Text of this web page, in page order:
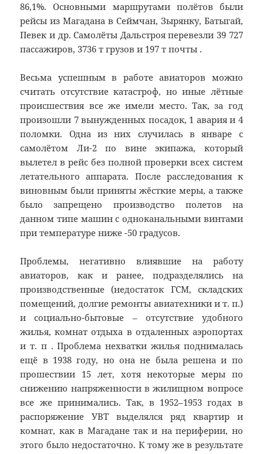
86,1%. Основными маршрутами полётов были
рейсы из Магадана в Сеймчан, Зырянку, Батыгай,
Певек и др. Самолёты Дальстроя перевезли 39 727
пассажиров, 3736 т грузов и 197 т почты .
Весьма успешным в работе авиаторов можно
считать отсутствие катастроф, но иные лётные
происшествия все же имели место. Так, за год
произошли 7 вынужденных посадок, 1 авария и 4
поломки. Одна из них случилась в январе с
самолётом Ли-2 по вине экипажа, который
вылетел в рейс без полной проверки всех систем
летательного аппарата. После расследования к
виновным были приняты жёсткие меры, а также
было запрещено производство полетов на
данном типе машин с одноканальными винтами
при температуре ниже -50 градусов.
Проблемы, негативно влиявшие на работу
авиаторов, как и ранее, подразделялись на
производственные (недостаток ГСМ, складских
помещений, долгие ремонты авиатехники и т. п.)
и социально-бытовые – отсутствие удобного
жилья, комнат отдыха в отдаленных аэропортах
и т. п . Проблема нехватки жилья поднималась
ещё в 1938 году, но она не была решена и по
прошествии 15 лет, хотя некоторые меры по
снижению напряженности в жилищном вопросе
все же принимались. Так, в 1952–1953 годах в
распоряжение УВТ выделялся ряд квартир и
комнат, как в Магадане так и на периферии, но
этого было недостаточно. К тому же в результате